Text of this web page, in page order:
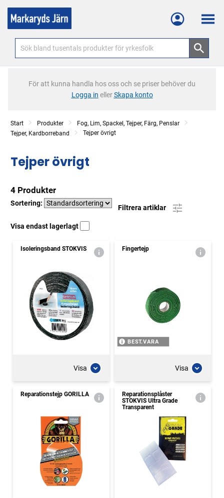
Meny
För att kunna handla hos oss och se priser behöver du
Logga in ellerSkapa konto
Start Produkter
Fog, Lim, Spackel, Tejper, Färg, Penslar
Tejper, Kardborreband
Tejper övrigt
Tejper övrigt
4 Produkter
Sortering:
Filtrera artiklar
Visa endast lagerlagt
Isoleringsband STOKVIS
Visa
Fingertejp
BEST.VARA
Visa
Reparationstejp GORILLA
Reparationsplåster
STOKVIS Ultra Grade
Transparent